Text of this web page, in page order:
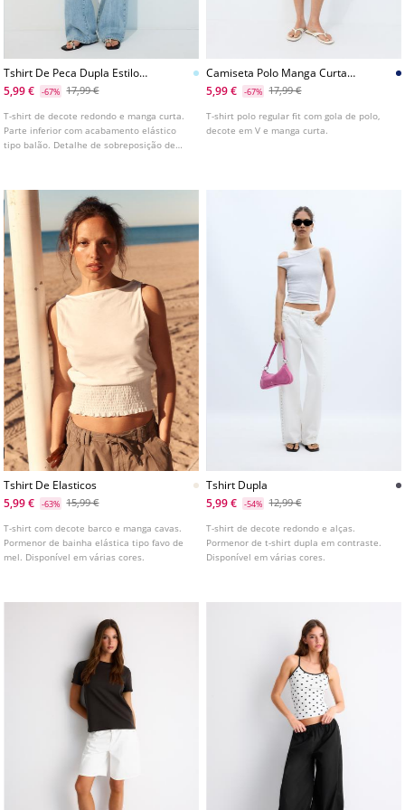
Tshirt De Peca Dupla Estilo
Lingerie
5,99 € -67% 17,99 €
T-shirt de decote redondo e manga curta.
Parte inferior com acabamento elástico
tipo balão. Detalhe de sobreposição de
Camiseta Polo Manga Curta
Dupla
5,99 € -67% 17,99 €
T-shirt polo regular fit com gola de polo,
decote em V e manga curta.
Tshirt De Elasticos
5,99 €
-63% 15,99 €
T-shirt com decote barco e manga cavas.
Pormenor de bainha elástica tipo favo de
mel. Disponível em várias cores.
Tshirt Dupla
5,99 €
-54% 12,99 €
T-shirt de decote redondo e alças.
Pormenor de t-shirt dupla em contraste.
Disponível em várias cores.